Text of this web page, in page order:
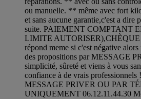
ou manuelle. ** même avec fort
et sans aucune garantie,c'est a dire
suite. PAIEMENT COMPTANT
LIMITE AUTORISER),CHÈQUE
répond meme si c'est négative
des propositions par MESSAGE
simplicité, sûreté et viens à vous
confiance à de vrais
MESSAGE PRIVER OU PAR
UNIQUEMENT 06.12.11.44.30